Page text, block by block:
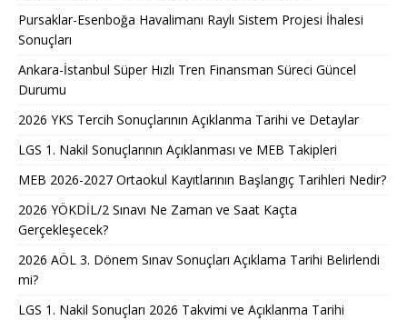
Pursaklar-Esenboğa Havalimanı Raylı Sistem Projesi İhalesi
Sonuçları
Ankara-İstanbul Süper Hızlı Tren Finansman Süreci Güncel
Durumu
2026 YKS Tercih Sonuçlarının Açıklanma Tarihi ve Detaylar
LGS 1. Nakil Sonuçlarının Açıklanması ve MEB Takipleri
MEB 2026-2027 Ortaokul Kayıtlarının Başlangıç Tarihleri Nedir?
2026 YÖKDİL/2 Sınavı Ne Zaman ve Saat Kaçta
Gerçekleşecek?
2026 AÖL 3. Dönem Sınav Sonuçları Açıklama Tarihi Belirlendi
mi?
LGS 1. Nakil Sonuçları 2026 Takvimi ve Açıklanma Tarihi